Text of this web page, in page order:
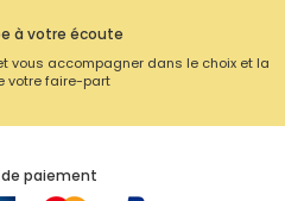
à votre écoute
vous accompagner dans le choix et la
votre faire-part
paiement